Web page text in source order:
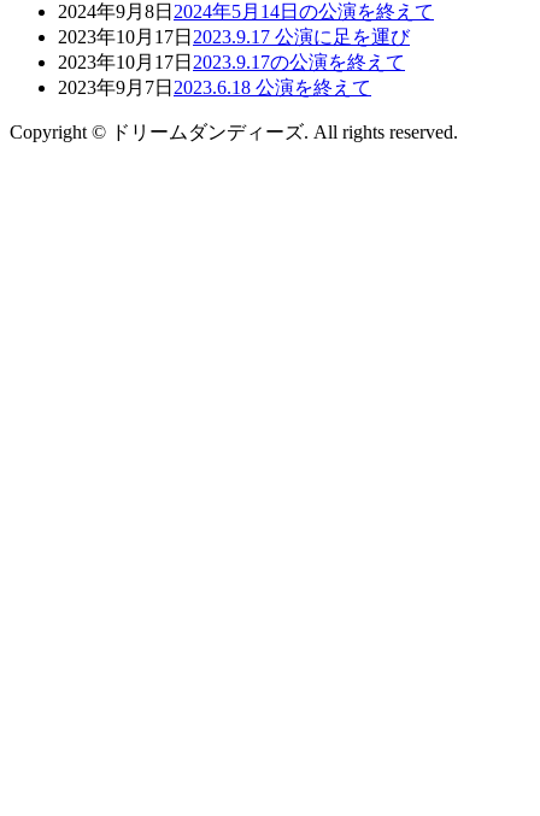
2024年9月8日 2024年5月14日の公演を終えて
2023年10月17日 2023.9.17 公演に足を運び
2023年10月17日 2023.9.17の公演を終えて
2023年9月7日 2023.6.18 公演を終えて
Copyright © ドリームダンディーズ. All rights reserved.